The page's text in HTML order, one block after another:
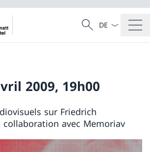
Cercare
Ricerca
Dal menu a
2009, 19h00
sur Friedrich
avec Memoriav